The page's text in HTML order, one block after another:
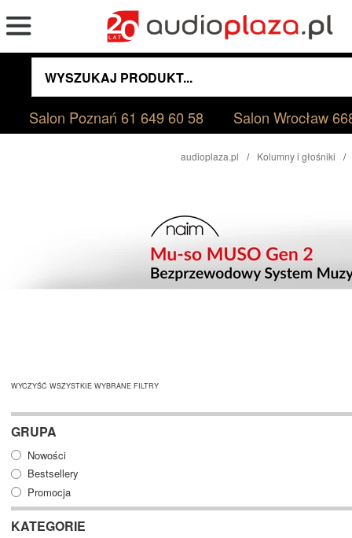
Salon Poznań61 649 60 58 Salon Wrocław
audioplaza.pl Kolumny i głośniki
WYCZYŚĆ WSZYSTKIE WYBRANE FILTRY
GRUPA
Nowości
Bestsellery
Promocja
KATEGORIE